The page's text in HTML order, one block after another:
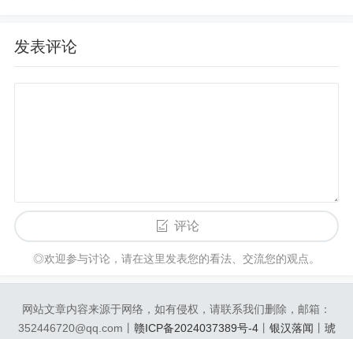
发表评论
评论
◎欢迎参与讨论，请在这里发表您的看法、交流您的观点。
网站文章内容来源于网络，如有侵权，请联系我们删除，邮箱：
352446720@qq.com丨 赣ICP备2024037389号-4丨 银汉落闻 丨 琥